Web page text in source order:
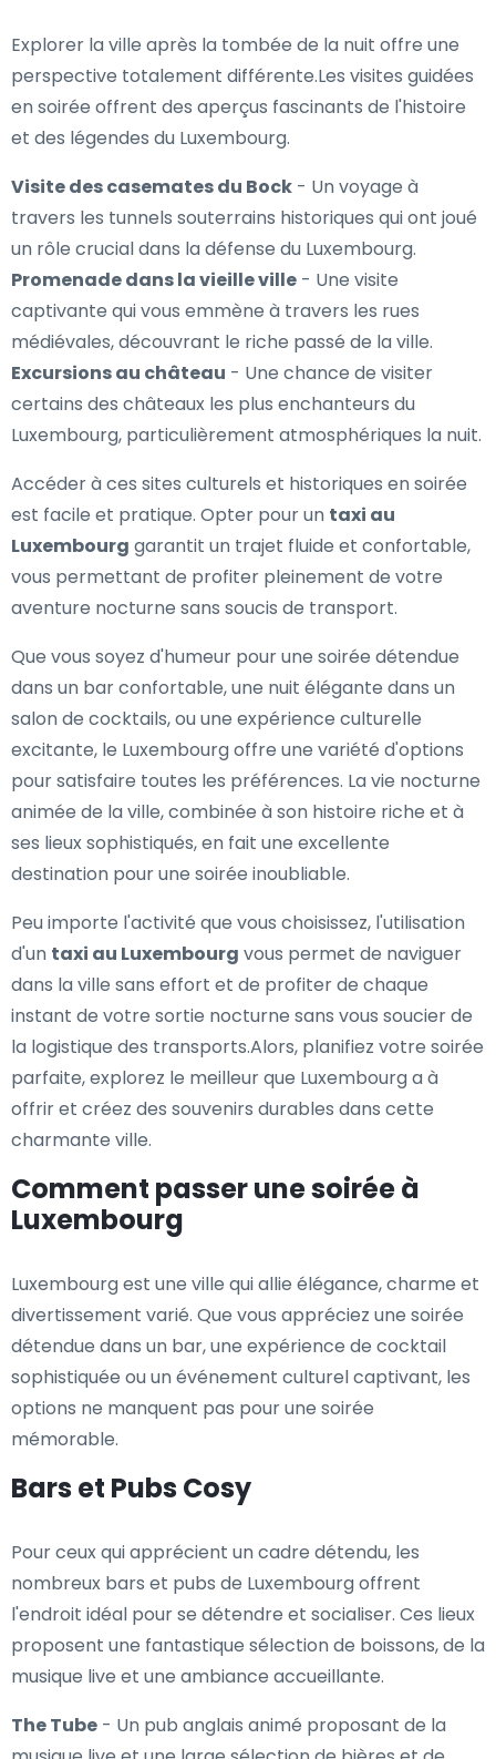
Explorer la ville après la tombée de la nuit offre une
perspective totalement différente.Les visites guidées
en soirée offrent des aperçus fascinants de l'histoire
et des légendes du Luxembourg.
Visite des casemates du Bock - Un voyage à
travers les tunnels souterrains historiques qui ont joué
un rôle crucial dans la défense du Luxembourg.
Promenade dans la vieille ville - Une visite
captivante qui vous emmène à travers les rues
médiévales, découvrant le riche passé de la ville.
Excursions au château - Une chance de visiter
certains des châteaux les plus enchanteurs du
Luxembourg, particulièrement atmosphériques la nuit.
Accéder à ces sites culturels et historiques en soirée
est facile et pratique. Opter pour un taxi au
Luxembourg garantit un trajet fluide et confortable,
vous permettant de profiter pleinement de votre
aventure nocturne sans soucis de transport.
Que vous soyez d'humeur pour une soirée détendue
dans un bar confortable, une nuit élégante dans un
salon de cocktails, ou une expérience culturelle
excitante, le Luxembourg offre une variété d'options
pour satisfaire toutes les préférences. La vie nocturne
animée de la ville, combinée à son histoire riche et à
ses lieux sophistiqués, en fait une excellente
destination pour une soirée inoubliable.
Peu importe l'activité que vous choisissez, l'utilisation
d'un taxi au Luxembourg vous permet de naviguer
dans la ville sans effort et de profiter de chaque
instant de votre sortie nocturne sans vous soucier de
la logistique des transports.Alors, planifiez votre soirée
parfaite, explorez le meilleur que Luxembourg a à
offrir et créez des souvenirs durables dans cette
charmante ville.
Comment passer une soirée à
Luxembourg
Luxembourg est une ville qui allie élégance, charme et
divertissement varié. Que vous appréciez une soirée
détendue dans un bar, une expérience de cocktail
sophistiquée ou un événement culturel captivant, les
options ne manquent pas pour une soirée
mémorable.
Bars et Pubs Cosy
Pour ceux qui apprécient un cadre détendu, les
nombreux bars et pubs de Luxembourg offrent
l'endroit idéal pour se détendre et socialiser. Ces lieux
proposent une fantastique sélection de boissons, de la
musique live et une ambiance accueillante.
The Tube - Un pub anglais animé proposant de la